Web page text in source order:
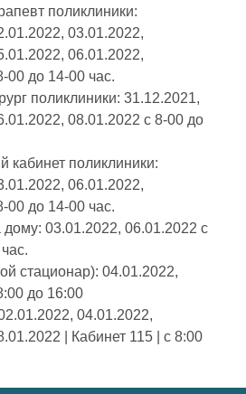
поликлиники:
03.01.2022,
06.01.2022,
00 до 14-00 час.
поликлиники: 31.12.2021,
08.01.2022 с 8-00 до
кабинет поликлиники:
06.01.2022,
00 до 14-00 час.
дому: 03.01.2022, 06.01.2022 с
стационар): 04.01.2022,
до 16:00
04.01.2022,
| Кабинет 115 | с 8:00